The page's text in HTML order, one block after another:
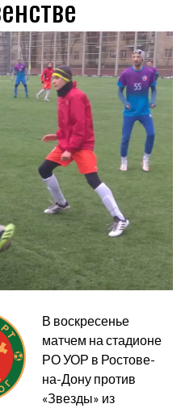
В воскресенье
матчем на стадионе
РО УОР в Ростове-
на-Дону против
«Звезды» из